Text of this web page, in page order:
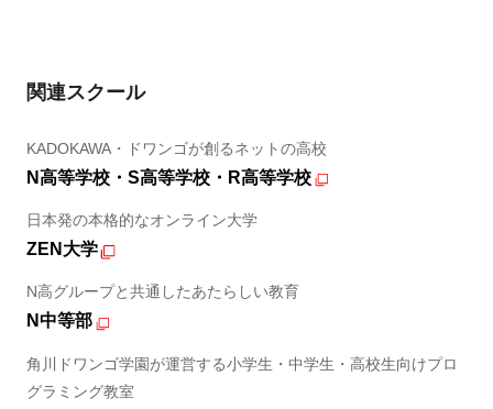
関連スクール
KADOKAWA・ドワンゴが創るネットの高校
N高等学校・S高等学校・R高等学校
日本発の本格的なオンライン大学
ZEN大学
N高グループと共通したあたらしい教育
N中等部
角川ドワンゴ学園が運営する小学生・中学生・高校生向けプロ
グラミング教室